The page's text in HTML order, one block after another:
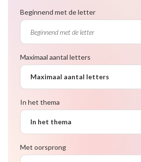
Beginnend met de letter
Maximaal aantal letters
Maximaal aantal letters
In het thema
In het thema
Met oorsprong